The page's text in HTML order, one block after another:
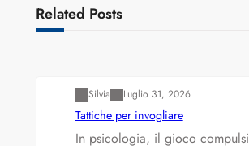
Related Posts
Silvia Luglio 31, 2026
Tattiche per invogliare
In psicologia, il gioco